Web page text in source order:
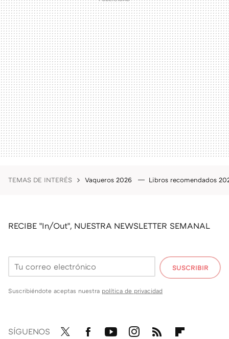
TEMAS DE INTERÉS Vaqueros 2026 Libros recomendados
RECIBE "In/Out", NUESTRA NEWSLETTER SEMANAL
SUSCRIBIR
Suscribiéndote aceptas nuestra política de privacidad
SÍGUENOS